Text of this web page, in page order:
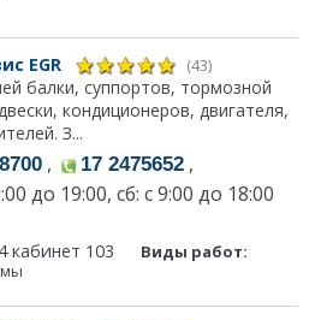
EGR (43)
балки, суппортов, тормозной
кондиционеров, двигателя,
З...
, 17 2475652 ,
до 19:00, сб: с 9:00 до 18:00
кабинет 103
Виды работ: